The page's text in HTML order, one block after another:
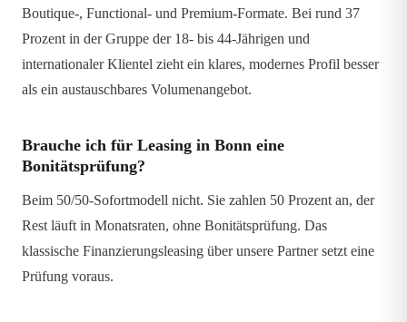
Boutique-, Functional- und Premium-Formate. Bei rund 37
Prozent in der Gruppe der 18- bis 44-Jährigen und
internationaler Klientel zieht ein klares, modernes Profil besser
als ein austauschbares Volumenangebot.
Brauche ich für Leasing in Bonn eine
Bonitätsprüfung?
Beim 50/50-Sofortmodell nicht. Sie zahlen 50 Prozent an, der
Rest läuft in Monatsraten, ohne Bonitätsprüfung. Das
klassische Finanzierungsleasing über unsere Partner setzt eine
Prüfung voraus.